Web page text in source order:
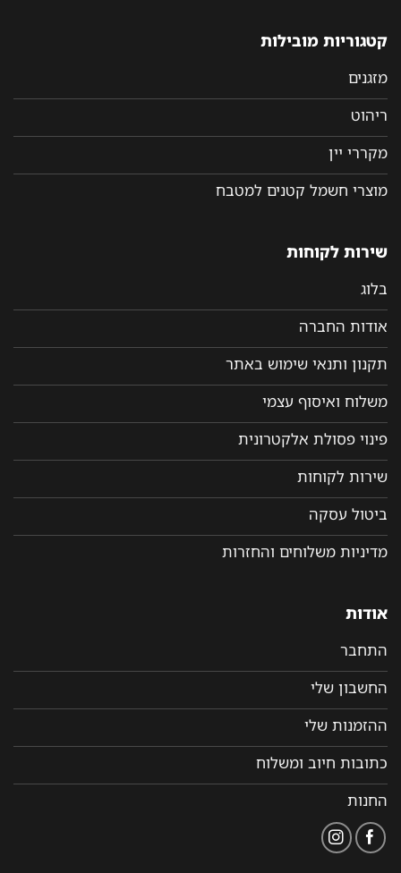
קטגוריות מובילות
מזגנים
ריהוט
מקררי יין
מוצרי חשמל קטנים למטבח
שירות לקוחות
בלוג
אודות החברה
תקנון ותנאי שימוש באתר
משלוח ואיסוף עצמי
פינוי פסולת אלקטרונית
שירות לקוחות
ביטול עסקה
מדיניות משלוחים והחזרות
אודות
התחבר
החשבון שלי
ההזמנות שלי
כתובות חיוב ומשלוח
החנות